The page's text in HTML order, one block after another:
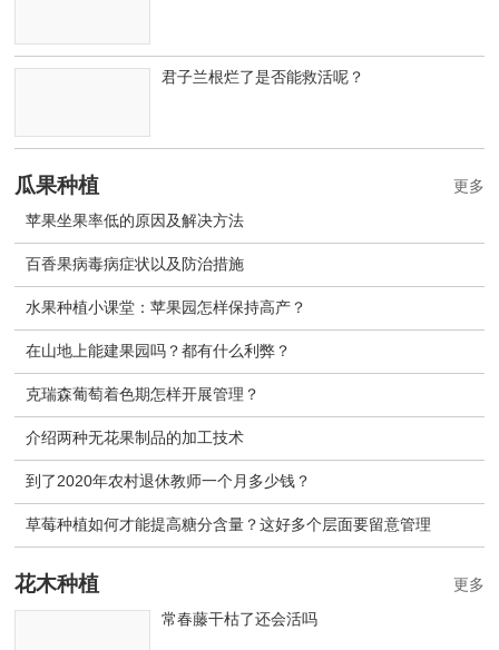
君子兰根烂了是否能救活呢？
瓜果种植
苹果坐果率低的原因及解决方法
百香果病毒病症状以及防治措施
水果种植小课堂：苹果园怎样保持高产？
在山地上能建果园吗？都有什么利弊？
克瑞森葡萄着色期怎样开展管理？
介绍两种无花果制品的加工技术
到了2020年农村退休教师一个月多少钱？
草莓种植如何才能提高糖分含量？这好多个层面要留意管理
更多
花木种植
常春藤干枯了还会活吗
更多